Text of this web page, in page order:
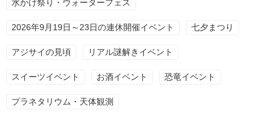
水かけ祭り・ウォーターフェス
2026年9月19日～23日の連休開催イベント 七夕まつり
アジサイの見頃 リアル謎解きイベント
スイーツイベント お酒イベント 恐竜イベント
プラネタリウム・天体観測